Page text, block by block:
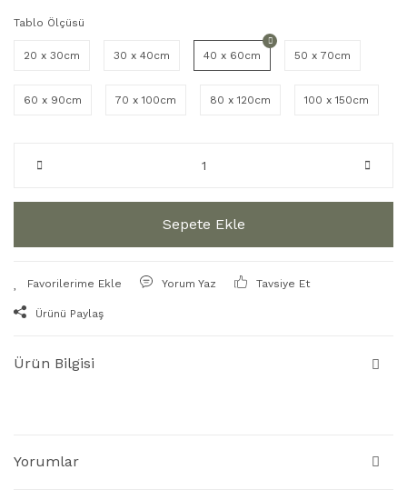
Tablo Ölçüsü
20 x 30cm 30 x 40cm 40 x 60cm 50 x 70cm
60 x 90cm 70 x 100cm 80 x 120cm 100 x 150cm
Sepete Ekle
Yorum Yaz Tavsiye Et
Ürünü Paylaş
Ürün Bilgisi
Yorumlar